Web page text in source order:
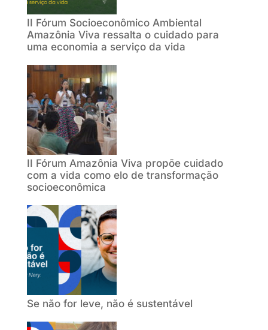
II Fórum Socioeconômico Ambiental
Amazônia Viva ressalta o cuidado para
uma economia a serviço da vida
II Fórum Amazônia Viva propõe cuidado
com a vida como elo de transformação
socioeconômica
Se não for leve, não é sustentável